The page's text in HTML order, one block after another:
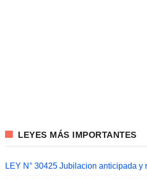
LEYES MÁS IMPORTANTES
LEY N° 30425 Jubilacion anticipada y